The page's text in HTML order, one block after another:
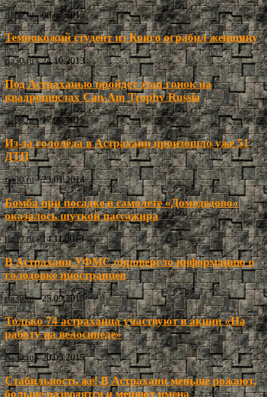
ria30.ru - 08.03.2015
Темнокожий студент из Конго ограбил женщину
ria30.ru - 24.10.2013
Под Астраханью пройдет этап гонок на
квадроциклах Can-Am Trophy Russia
ria30.ru - 17.09.2015
Из-за гололёда в Астрахани произошло уже 51
ДТП
ria30.ru - 23.01.2014
Бомба при посадке в самолете «Домодедово»
оказалось шуткой пассажира
ria30.ru - 14.11.2013
В Астрахани УФМС опровергло информацию о
голодовке иностранцев
ria30.ru - 25.09.2015
Только 74 астраханца участвуют в акции «На
работу на велосипеде»
ria30.ru - 20.05.2015
Стабильность же! В Астрахани меньше рожают,
больше разводятся и меняют имена